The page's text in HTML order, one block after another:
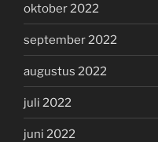
oktober 2022
september 2022
augustus 2022
juli 2022
juni 2022